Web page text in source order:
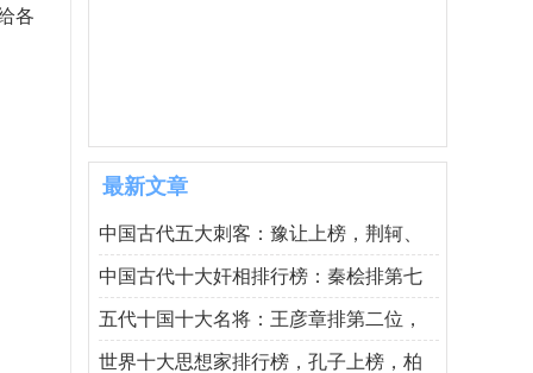
各
最新文章
中国古代五大刺客：豫让上榜，荆轲、
中国古代十大奸相排行榜：秦桧排第七
五代十国十大名将：王彦章排第二位，
世界十大思想家排行榜，孔子上榜，柏